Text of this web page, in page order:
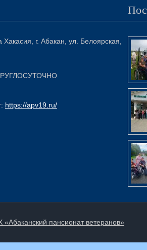
г. Абакан, ул. Белоярская,
https://apv19.ru/
«Абаканский пансионат ветеранов»